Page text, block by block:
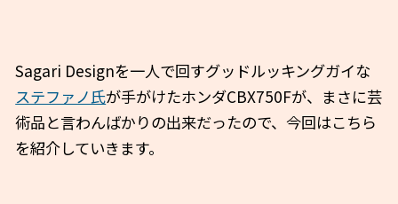
Sagari Designを一人で回すグッドルッキングガイな
ステファノ氏が手がけたホンダCBX750Fが、まさに芸
術品と言わんばかりの出来だったので、今回はこちら
を紹介していきます。